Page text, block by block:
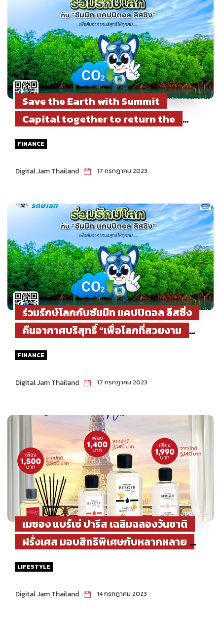
Save the Earth with Summit
Capital together to return the
fresh air to the sustainable world
FINANCE
Digital Jam Thailand 17 กรกฎาคม 2023
ร่วมรักษ์โลกกับซัมมิท แคปปิตอล ลีสซิ่ง
คืนอากาศบริสุทธิ์ “เพื่อโลกที่สวยงาม
ยั่งยืน”
FINANCE
Digital Jam Thailand 17 กรกฎาคม 2023
เมซอง แบร์เช่ ปารีส เฉลิมฉลองวันชาติ
ฝรั่งเศส มอบสิทธิพิเศษกับหลากหลาย
ผลิตภัณฑ์ยอดนิยมสะท้อนดีเอ็นเอ
LIFESTYLE
Digital Jam Thailand 14 กรกฎาคม 2023